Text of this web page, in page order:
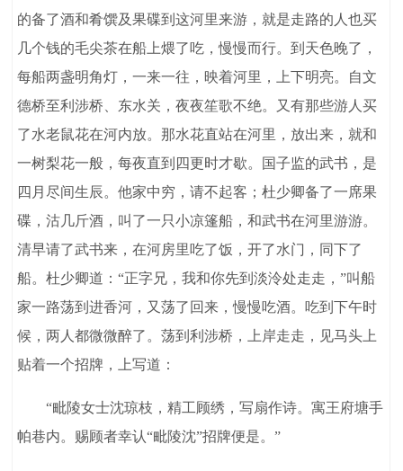
的备了酒和肴馔及果碟到这河里来游，就是走路的人也买
几个钱的毛尖茶在船上煨了吃，慢慢而行。到天色晚了，
每船两盏明角灯，一来一往，映着河里，上下明亮。自文
德桥至利涉桥、东水关，夜夜笙歌不绝。又有那些游人买
了水老鼠花在河内放。那水花直站在河里，放出来，就和
一树梨花一般，每夜直到四更时才歇。国子监的武书，是
四月尽间生辰。他家中穷，请不起客；杜少卿备了一席果
碟，沽几斤酒，叫了一只小凉篷船，和武书在河里游游。
清早请了武书来，在河房里吃了饭，开了水门，同下了
船。杜少卿道：“正字兄，我和你先到淡泠处走走，”叫船
家一路荡到进香河，又荡了回来，慢慢吃酒。吃到下午时
候，两人都微微醉了。荡到利涉桥，上岸走走，见马头上
贴着一个招牌，上写道：
“毗陵女士沈琼枝，精工顾绣，写扇作诗。寓王府塘手
帕巷内。赐顾者幸认“毗陵沈”招牌便是。”